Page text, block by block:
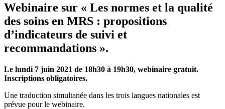
Webinaire sur « Les normes et la qualité
des soins en MRS : propositions
d’indicateurs de suivi et
recommandations ».
Le lundi 7 juin 2021 de 18h30 à 19h30, webinaire gratuit.
Inscriptions obligatoires.
Une traduction simultanée dans les trois langues nationales est
prévue pour le webinaire.